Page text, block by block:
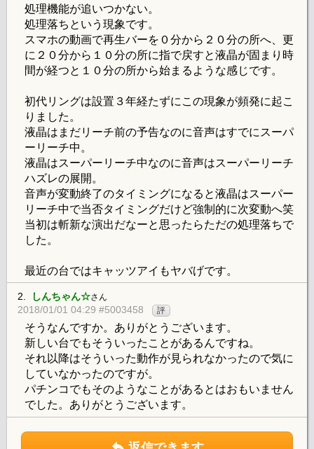
処理機能が追いつかない。
処理落ちという現象です。
スマホの動画で再生バーを０分から２０分の所へ、更
に２０分から１０分の所に指で戻すと液晶が固まり時
間が経つと１０分の所から始まるような感じです。
初代リングは設置３年経たずにこの現象が頻発に起こ
りました。
液晶はまだリーチ前の予告なのに音声はすでにスーパ
ーリーチ中。
液晶はスーパーリーチ中なのに音声はスーパーリーチ
ハズレの展開。
音声が変動終了のタイミングになると液晶はスーパー
リーチ中で当否タイミングだけど強制的に次変動へ笑
当初は斬新な演出だなーと思ったらただの処理落ちで
した。
最近の台ではキャッツアイもヤバげです。
2. しんちゃん☆さん
2018/01/01 04:29 #5003458 評
そうなんですか。ありがとうございます。
新しい台でもそういったことがあるんですね。
それ以降はそういった動作が見られなかったので気に
していなかったのですが。
パチンコでもそのようなことがあるとはおもいません
でした。ありがとうございます。